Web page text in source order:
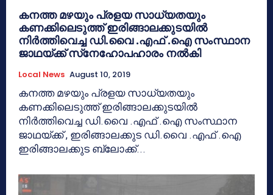
കനത്ത മഴയും പ്രളയ സാധ്യതയും
കണക്കിലെടുത്ത് ഇരിങ്ങാലക്കുടയില്‍
നിര്‍ത്തിവെച്ച ഡി.വൈ .എഫ് .ഐ സംസ്ഥാന
ജാഥയ്ക്ക് സ്‌നേഹോപഹാരം നല്‍കി
Local News August 10, 2019
കനത്ത മഴയും പ്രളയ സാധ്യതയും
കണക്കിലെടുത്ത് ഇരിങ്ങാലക്കുടയില്‍
നിര്‍ത്തിവെച്ച ഡി.വൈ .എഫ് .ഐ സംസ്ഥാന
ജാഥയ്ക്ക് , ഇരിങ്ങാലക്കുട ഡി.വൈ .എഫ് .ഐ
ഇരിങ്ങാലക്കുട ബ്ലോക്ക്...